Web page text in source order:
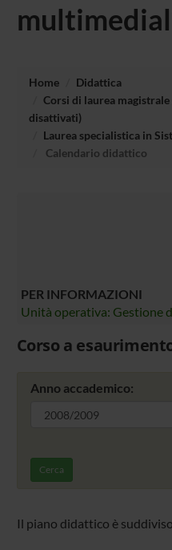
Home
Didattica
Corsi di laurea
disattivati)
Laurea specialistica in
Calendario didattico
PER INFORMAZIONI
Unità operativa: Gestione
Corso a
Anno accademico:
Cerca
Il piano didattico è